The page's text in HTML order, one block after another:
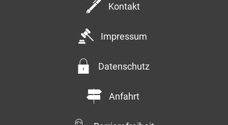
Kontakt
Impressum
Datenschutz
Anfahrt